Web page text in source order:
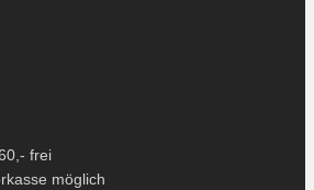
frei
möglich